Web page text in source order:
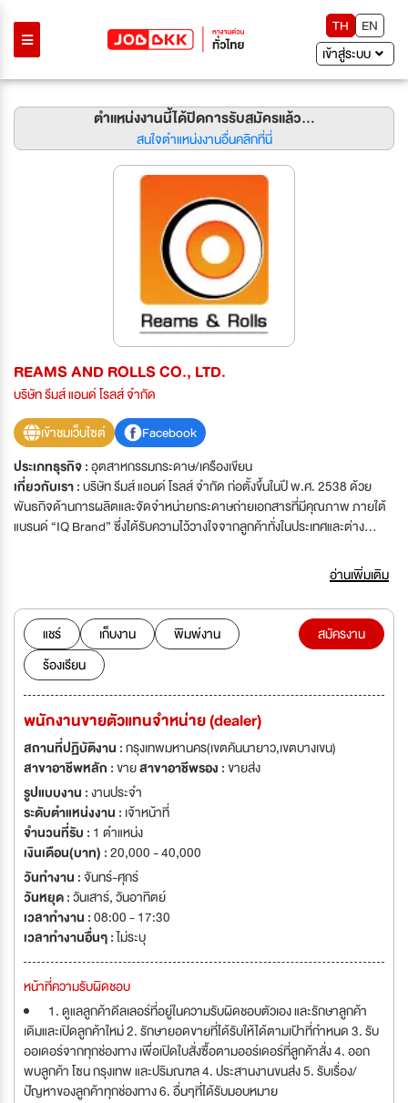
TH
EN
เข้าสู่ระบบ
ตำแหน่งงานนี้ได้ปิดการรับสมัครแล้ว...
สนใจตำแหน่งงานอื่นคลิกที่นี่
REAMS AND ROLLS CO., LTD.
บริษัท รีมส์ แอนด์ โรลส์ จำกัด
เข้าชมเว็บไซต์
Facebook
ประเภทธุรกิจ :อุตสาหกรรมกระดาษ/เครืองเขียน
เกี่ยวกับเรา :บริษัท รีมส์ แอนด์ โรลส์ จำกัด ก่อตั้งขึ้นในปี พ.ศ. 2538 ด้วย
พันธกิจด้านการผลิตและจัดจำหน่ายกระดาษถ่ายเอกสารที่มีคุณภาพ ภายใต้
แบรนด์ “IQ Brand” ซึ่งได้รับความไว้วางใจจากลูกค้าทั่งในประเทศและต่าง
กรุงเทพมหานคร และมีโรงงานผลิตกระดาษขนาดใหญ่ที่ทันสมัย บนพื้นที่กว่า
18,400 ตารางเมตร ในนิคมอุตสาหกรรมสินสาคร เรามุ่งมั่นพัฒนาอย่างต่อ
เนื่อง ทั้งในด้านเทคโนโลยีการผลิตและมาตรฐานคุณภาพ เพื่อตอบสนองความ
ต้องการของตลาดที่หลากหลาย ปัจจุบัน บริษัทฯ ได้จัดจำหน่ายและให้บริการ
กลุ่มผลิตภัณฑ์ตั้งแต่กระดาษถ่ายเอกสาร กระดาษสำนักงาน ตลอดจน
ผลิตภัณฑ์ด้านสุขอนามัยและการดูแลความสะอาด เช่น กระดาษทิชชู่ กระดาษ
ชำระ น้ำยาทำความสะอาด และถุงขยะ โดยทุกผลิตภัณฑ์ได้ผ่านการคัดสรร
วัตถุดิบที่เป็นมิตรต่อสิ่งแวดล้อม พร้อมมุ่งเน้นความยั่งยืนในทุกขั้นตอนของ
กระบวนการผลิต เพื่อยกระดับคุณภาพชีวิตของผู้บริโภคและตอบสนองความ
ต้องการในทุกภาคส่วนอย่างครบวงจร
อ่านเพิ่มเติม
แชร์ เก็บงาน
พิมพ์งาน
ร้องเรียน
สมัครงาน
พนักงานขายตัวแทนจำหน่าย (dealer)
สถานที่ปฏิบัติงาน :กรุงเทพมหานคร(เขตคันนายาว,เขตบางเขน)
สาขาอาชีพหลัก :ขายสาขาอาชีพรอง :ขายส่ง
รูปแบบงาน :งานประจำ
ระดับตำแหน่งงาน : เจ้าหน้าที่
จำนวนที่รับ : 1 ตำแหน่ง
เงินเดือน(บาท) :20,000 - 40,000
วันทำงาน :จันทร์-ศุกร์
วันหยุด :วันเสาร์,วันอาทิตย์
เวลาทำงาน :08:00 - 17:30
เวลาทำงานอื่นๆ :ไม่ระบุ
หน้าที่ความรับผิดชอบ
1. ดูแลลูกค้าดีลเลอร์ที่อยู่ในความรับผิดชอบตัวเอง และรักษาลูกค้า
เดิมและเปิดลูกค้าใหม่ 2. รักษายอดขายที่ได้รับให้ได้ตามเป้าที่กำหนด 3. รับ
ออเดอร์จากทุกช่องทาง เพื่อเปิดใบสั่งซื้อตามออร์เดอร์ที่ลูกค้าสั่ง 4. ออก
พบลูกค้า โซน กรุงเทพ และปริมณฑล 4. ประสานงานขนส่ง 5. รับเรื่อง/
ปัญหาของลูกค้าทุกช่องทาง 6. อื่นๆที่ได้รับมอบหมาย